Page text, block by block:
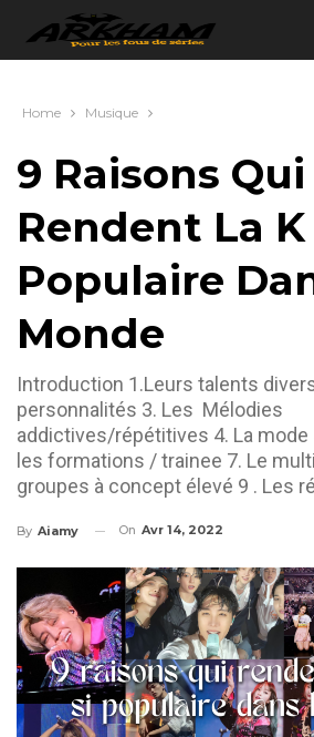
Home Musique
9 Raisons Qui
Rendent La K
Populaire
Monde
Introduction 1.Leurs talents
personnalités 3. Les Mélodies
addictives/répétitives 4. La mode
les formations / trainee 7. Le
groupes à concept élevé 9 . Les
By Aiamy On Avr 14, 2022